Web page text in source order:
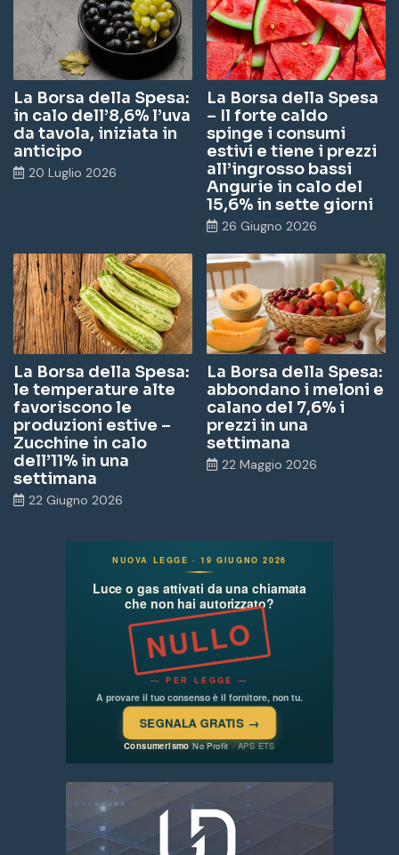
m
La Borsa della Spesa:
in calo dell’8,6% l’uva
da tavola, iniziata in
anticipo
20 Luglio 2026
La Borsa della Spesa
– Il forte caldo
spinge i consumi
estivi e tiene i prezzi
all’ingrosso bassi
Angurie in calo del
15,6% in sette giorni
26 Giugno 2026
La Borsa della Spesa:
le temperature alte
favoriscono le
produzioni estive –
Zucchine in calo
dell’11% in una
settimana
22 Giugno 2026
La Borsa della Spesa:
abbondano i meloni e
calano del 7,6% i
prezzi in una
settimana
22 Maggio 2026